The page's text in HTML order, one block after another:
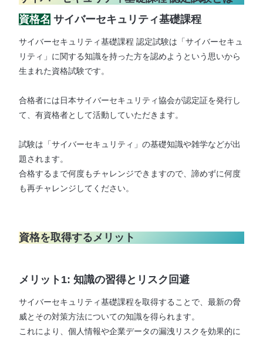
資格名 サイバーセキュリティ基礎課程
サイバーセキュリティ基礎課程 認定試験は「サイバーセキュ
リティ」に関する知識を持った方を認めようという思いから
生まれた資格試験です。
合格者には日本サイバーセキュリティ協会が認定証を発行し
て、有資格者として活動していただきます。
試験は「サイバーセキュリティ」の基礎知識や雑学などが出
題されます。
​合格するまで何度もチャレンジできますので、諦めずに何度
も再チャレンジしてください。
資格を取得するメリット
メリット1: 知識の習得とリスク回避
サイバーセキュリティ基礎課程を取得することで、最新の脅
威とその対策方法についての知識を得られます。
これにより、個人情報や企業データの漏洩リスクを効果的に